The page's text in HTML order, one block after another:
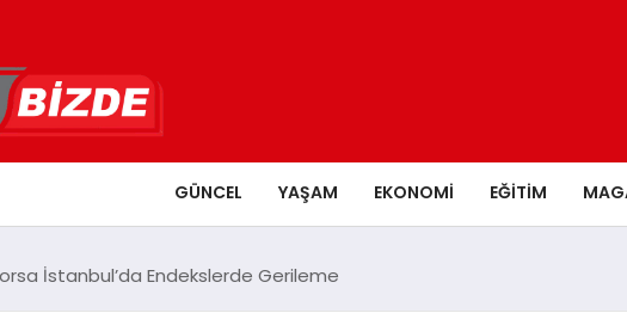
GÜNCEL YAŞAM EKONOMI EĞITIM
İstanbul’da Endekslerde Gerileme